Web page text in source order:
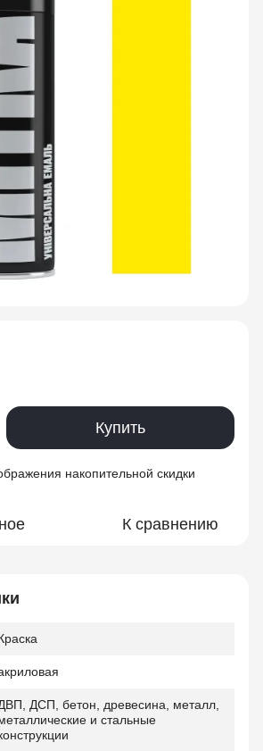
Купить
накопительной скидки
К сравнению
ДСП, бетон, древесина, металл,
и стальные